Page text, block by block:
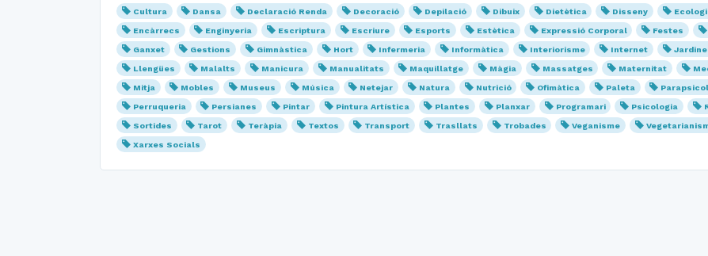
Cultura
Dansa Declaració Renda Decoració Depilació Dibuix Dietètica Disseny
Encàrrecs
Enginyeria Escriptura Escriure Esports Estètica Expressió Corporal Festes
Ganxet
Gestions Gimnàstica Hort Infermeria Informàtica Interiorisme Internet
Llengües
Malalts Manicura Manualitats Maquillatge Màgia Massatges Maternitat
Mitja
Mobles Museus Música Netejar Natura Nutrició Ofimàtica Paleta
Perruqueria
Persianes Pintar Pintura Artística Plantes Planxar Programari Psicologia
Sortides
Tarot Teràpia Textos Transport Trasllats Trobades Veganisme
Xarxes Socials